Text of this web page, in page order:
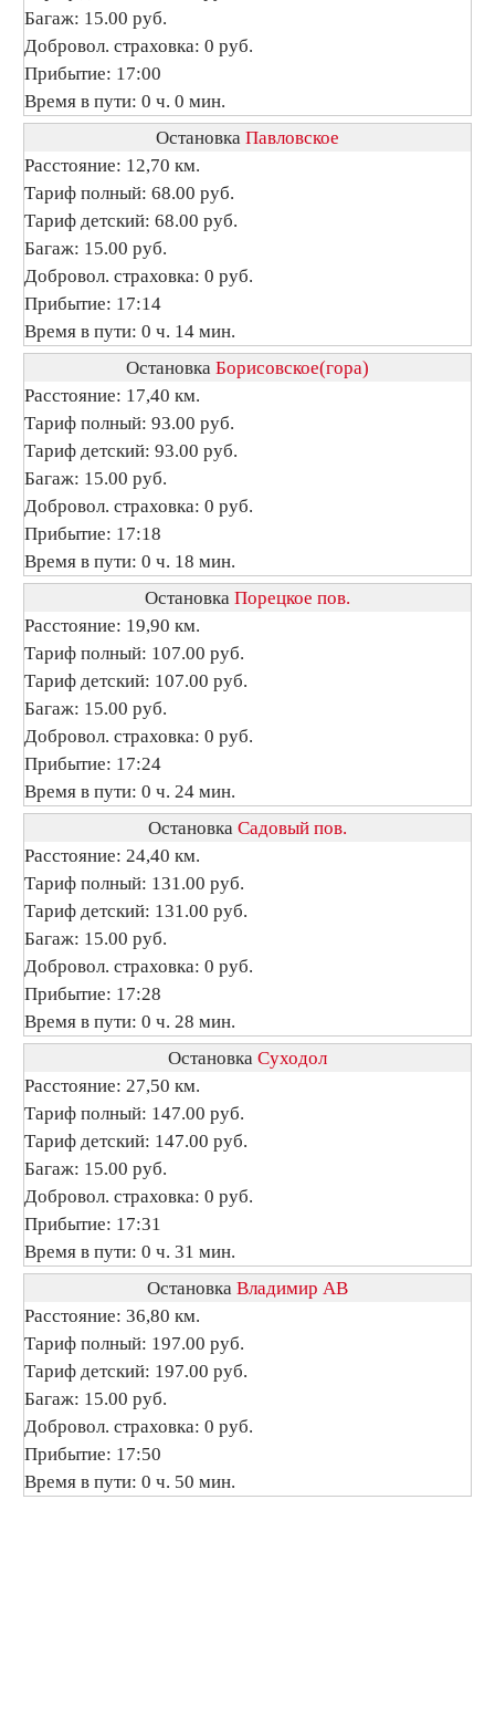
Багаж: 15.00 руб.
Добровол. страховка: 0 руб.
Прибытие: 17:00
Время в пути: 0 ч. 0 мин.
Остановка Павловское
Расстояние: 12,70 км.
Тариф полный: 68.00 руб.
Тариф детский: 68.00 руб.
Багаж: 15.00 руб.
Добровол. страховка: 0 руб.
Прибытие: 17:14
Время в пути: 0 ч. 14 мин.
Остановка Борисовское(гора)
Расстояние: 17,40 км.
Тариф полный: 93.00 руб.
Тариф детский: 93.00 руб.
Багаж: 15.00 руб.
Добровол. страховка: 0 руб.
Прибытие: 17:18
Время в пути: 0 ч. 18 мин.
Остановка Порецкое пов.
Расстояние: 19,90 км.
Тариф полный: 107.00 руб.
Тариф детский: 107.00 руб.
Багаж: 15.00 руб.
Добровол. страховка: 0 руб.
Прибытие: 17:24
Время в пути: 0 ч. 24 мин.
Остановка Садовый пов.
Расстояние: 24,40 км.
Тариф полный: 131.00 руб.
Тариф детский: 131.00 руб.
Багаж: 15.00 руб.
Добровол. страховка: 0 руб.
Прибытие: 17:28
Время в пути: 0 ч. 28 мин.
Остановка Суходол
Расстояние: 27,50 км.
Тариф полный: 147.00 руб.
Тариф детский: 147.00 руб.
Багаж: 15.00 руб.
Добровол. страховка: 0 руб.
Прибытие: 17:31
Время в пути: 0 ч. 31 мин.
Остановка Владимир АВ
Расстояние: 36,80 км.
Тариф полный: 197.00 руб.
Тариф детский: 197.00 руб.
Багаж: 15.00 руб.
Добровол. страховка: 0 руб.
Прибытие: 17:50
Время в пути: 0 ч. 50 мин.